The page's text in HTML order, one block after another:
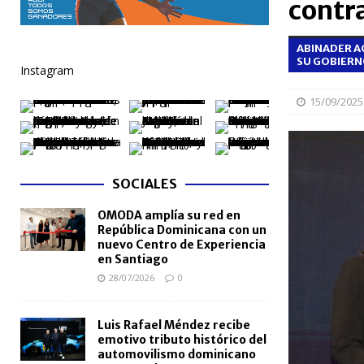
[ 04/08/2026 ]
Código Penal reúne a periodistas
Arritmia puede explicar por qué el
[ 04/08/2026 ] Amistad 2026 llevará atención
[ 04/08/2026 ]
Migración somete a la justicia a
NACIONALES
[ 04/08/2026 ] Derecho de autor alcanza cifra
semestre de 2026
NACIONALES
ABINADER
SU
15/09/2025
Instagram
SOCIALES
OMODA amplía su red en
República Dominicana con un
nuevo Centro de Experiencia
en Santiago
28/07/2026 0
Luis Rafael Méndez recibe
emotivo tributo histórico del
automovilismo dominicano